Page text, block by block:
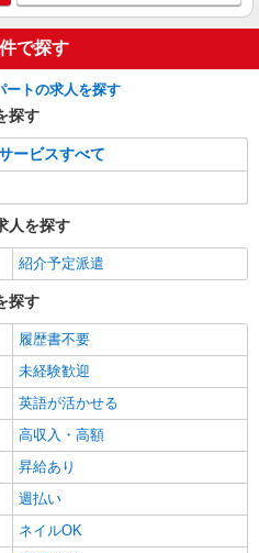
+゜・。○。・゜+゜ 入社祝い金10
ンセンテ
能（規程
。・゜+゜・。○。・゜+゜
ま市の家電量販店
詳細を見る
で探す
ートの求人を探す
探す
ービスすべて
人を探す
紹介予定派遣
探す
履歴書不要
未経験歓迎
英語が活かせる
高収入・高額
昇給あり
週払い
ネイルOK